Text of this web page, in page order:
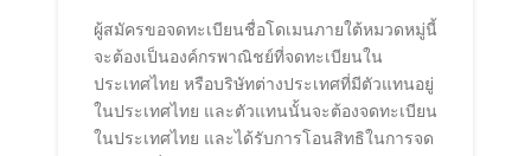
ผู้สมัครขอจดทะเบียนชื่อโดเมนภายใต้หมวดหมู่นี้
จะต้องเป็นองค์กรพาณิชย์ที่จดทะเบียนใน
ประเทศไทย หรือบริษัทต่างประเทศที่มีตัวแทนอยู่
ในประเทศไทย และตัวแทนนั้นจะต้องจดทะเบียน
ในประเทศไทย และได้รับการโอนสิทธิในการจด